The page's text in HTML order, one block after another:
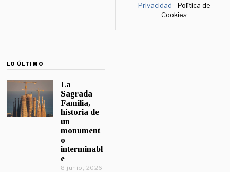
Privacidad - Política de
Cookies
LO ÚLTIMO
La
Sagrada
Familia,
historia de
un
monument
o
interminabl
e
8 junio, 2026